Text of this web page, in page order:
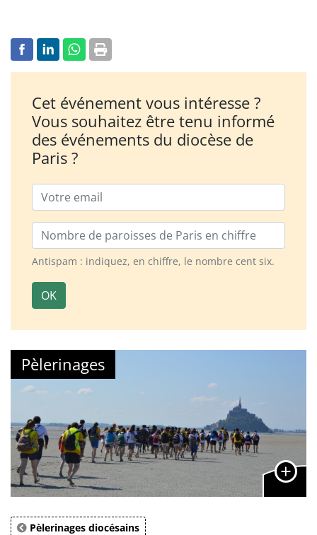
Cet événement vous intéresse ?
Vous souhaitez être tenu informé
des événements du diocèse de
Paris ?
Email
Nombre de paroisses
Antispam : indiquez, en chiffre, le nombre cent six.
OK
Pèlerinages
Pèlerinages diocésains